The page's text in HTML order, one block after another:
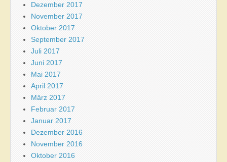
Dezember 2017
November 2017
Oktober 2017
September 2017
Juli 2017
Juni 2017
Mai 2017
April 2017
März 2017
Februar 2017
Januar 2017
Dezember 2016
November 2016
Oktober 2016